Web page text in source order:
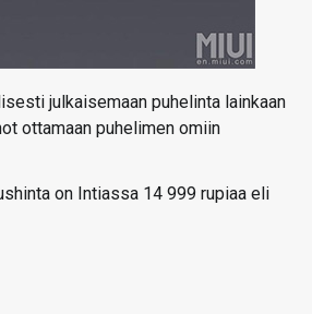
julkaisemaan puhelinta lainkaan
ottamaan puhelimen omiin
on Intiassa 14 999 rupiaa eli